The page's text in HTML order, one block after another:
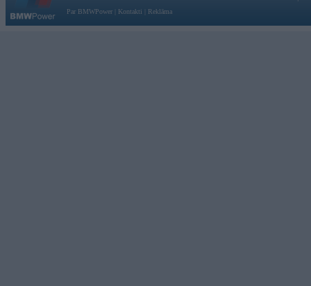
Par BMWPower
Kontakti Reklāma